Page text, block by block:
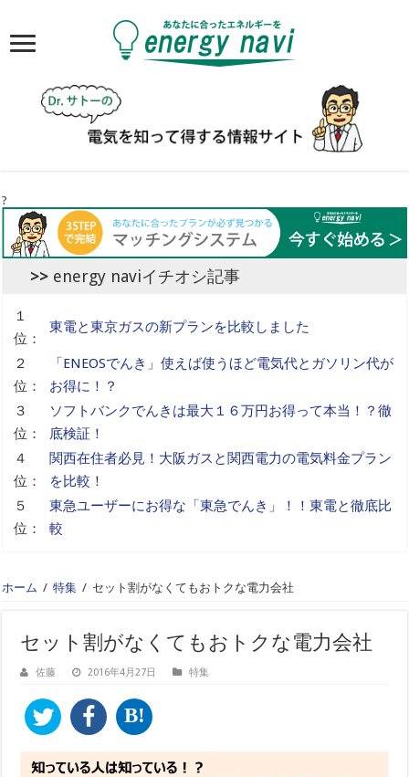
?
energy naviイチオシ記事
１
位：
東電と東京ガスの新プランを比較しました
２
位：
「ENEOSでんき」使えば使うほど電気代とガソリン代が
お得に！？
３
位：
ソフトバンクでんきは最大１６万円お得って本当！？徹
底検証！
４
位：
関西在住者必見！大阪ガスと関西電力の電気料金プラン
を比較！
５
位：
東急ユーザーにお得な「東急でんき」！！東電と徹底比
較
ホーム / 特集 / セット割がなくてもおトクな電力会社
セット割がなくてもおトクな電力会社
佐藤 2016年4月27日 特集
B!